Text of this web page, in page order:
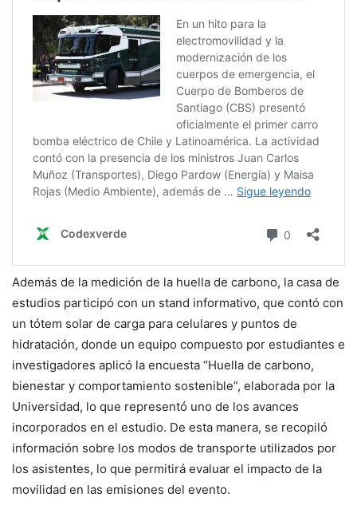
Además de la medición de la huella de carbono, la casa de
estudios participó con un stand informativo, que contó con
un tótem solar de carga para celulares y puntos de
hidratación, donde un equipo compuesto por estudiantes e
investigadores aplicó la encuesta “Huella de carbono,
bienestar y comportamiento sostenible”, elaborada por la
Universidad, lo que representó uno de los avances
incorporados en el estudio. De esta manera, se recopiló
información sobre los modos de transporte utilizados por
los asistentes, lo que permitirá evaluar el impacto de la
movilidad en las emisiones del evento.